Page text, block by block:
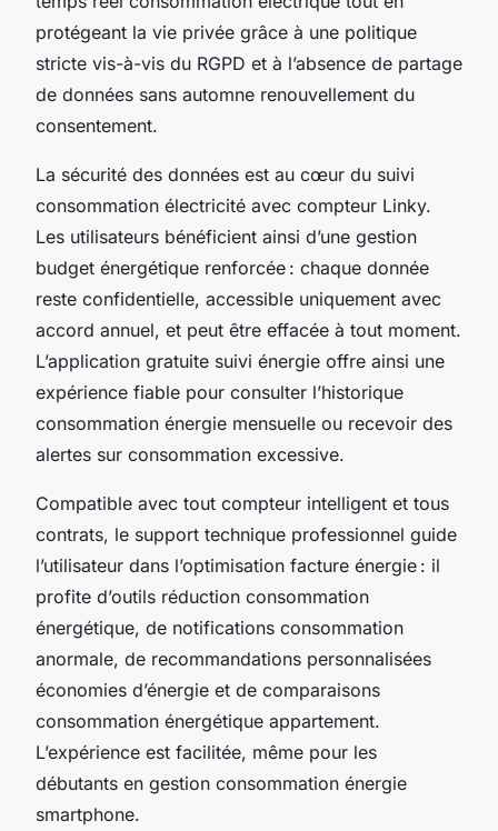
protégeant la vie privée grâce à une politique
stricte vis-à-vis du RGPD et à l’absence de partage
de données sans automne renouvellement du
consentement.
La sécurité des données est au cœur du suivi
consommation électricité avec compteur Linky.
Les utilisateurs bénéficient ainsi d’une gestion
budget énergétique renforcée : chaque donnée
reste confidentielle, accessible uniquement avec
accord annuel, et peut être effacée à tout moment.
L’application gratuite suivi énergie offre ainsi une
expérience fiable pour consulter l’historique
consommation énergie mensuelle ou recevoir des
alertes sur consommation excessive.
Compatible avec tout compteur intelligent et tous
contrats, le support technique professionnel guide
l’utilisateur dans l’optimisation facture énergie : il
profite d’outils réduction consommation
énergétique, de notifications consommation
anormale, de recommandations personnalisées
économies d’énergie et de comparaisons
consommation énergétique appartement.
L’expérience est facilitée, même pour les
débutants en gestion consommation énergie
smartphone.